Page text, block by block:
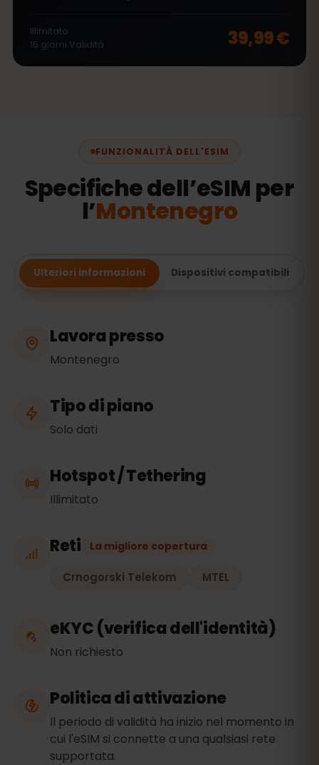
Illimitato
15 giorni Validità 39,99 €
FUNZIONALITÀ DELL'ESIM
Specifiche dell’eSIM per
l’Montenegro
Ulteriori informazioni Dispositivi compatibili
Lavora presso
Montenegro
Tipo di piano
Solo dati
Hotspot / Tethering
Illimitato
Reti La migliore copertura
Crnogorski Telekom MTEL
eKYC (verifica dell'identità)
Non richiesto
Politica di attivazione
Il periodo di validità ha inizio nel momento in
cui l'eSIM si connette a una qualsiasi rete
supportata.